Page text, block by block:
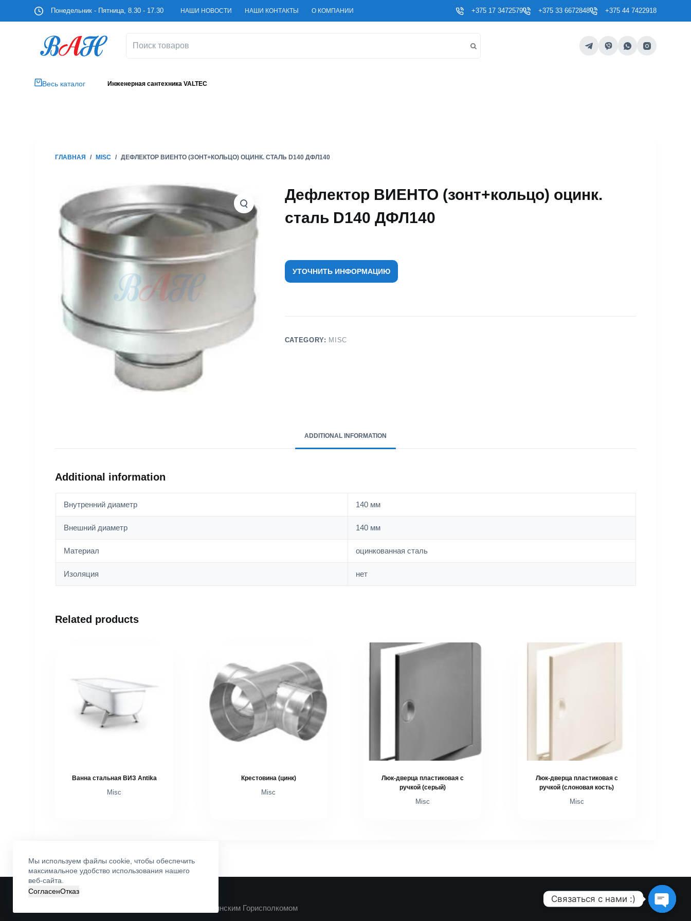
е
Мы используем файлы cookie, чтобы обеспечить
максимальное удобство использования нашего
веб-сайта.
СогласенОтказ
Понедельник - Пятница, 8.30 - 17.30 НАШИ НОВОСТИ НАШИ КОНТАКТЫ О КОМПАНИИ +375 17 3472579 +375 33 6672848 +375 44 7422918
Весь каталог Инженерная сантехника VALTEC
ГЛАВНАЯ / MISC / ДЕФЛЕКТОР ВИЕНТО (ЗОНТ+КОЛЬЦО) ОЦИНК. СТАЛЬ D140 ДФЛ140
Дефлектор ВИЕНТО (зонт+кольцо) оцинк.
сталь D140 ДФЛ140
УТОЧНИТЬ ИНФОРМАЦИЮ
CATEGORY: MISC
ADDITIONAL INFORMATION
Additional information
Внутренний диаметр 140 мм
Внешний диаметр 140 мм
Материал оцинкованная сталь
Изоляция нет
Related products
Ванна стальная ВИЗ Antika
Misc
Крестовина (цинк)
Misc
Люк-дверца пластиковая с
ручкой (серый)
Misc
Люк-дверца пластиковая с
ручкой (слоновая кость)
Misc
©ОДО «ВАН»
Свидетельство № 600121216 выдано 30.06.2000 Минским Горисполкомом
Связаться с нами :)